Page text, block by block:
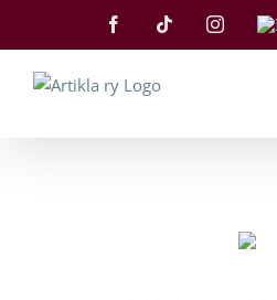
content
FacebookTiktok